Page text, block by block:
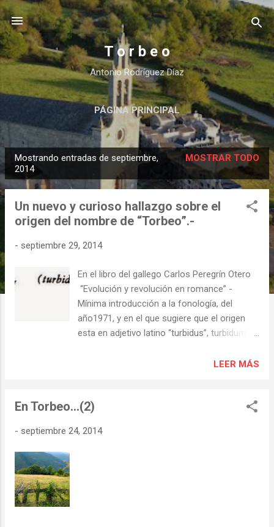
Ir al contenido principal
T o r b e o
Antonio Rodríguez Díaz
PÁGINA PRINCIPAL
n
Mostrando entradas de septiembre,
2014
MOSTRAR TODO
Un nuevo y curioso hallazgo sobre el
origen del nombre de “Torbeo”.-
- septiembre 29, 2014
En el libro del gallego Carlos Peregrín Otero
“Evolución y revolución en romance” -
Mínima introducción a la fonología, del
año1971, y en el que sugiere que el origen
esta en adjetivo latino “turbidus”, turbidum >
con respecto al tema: “Supone el padre
Torbeo: “Río de los molinos”, en el
Martín. Sobre el origen del topónimo
LEER MÁS
En Torbeo...(2)
- septiembre 24, 2014